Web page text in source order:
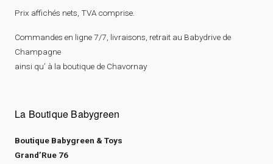
Prix affichés nets, TVA comprise.
Commandes en ligne 7/7, livraisons, retrait au Babydrive de
Champagne
ainsi qu’ à la boutique de Chavornay
La Boutique Babygreen
Boutique Babygreen & Toys
Grand’Rue 76